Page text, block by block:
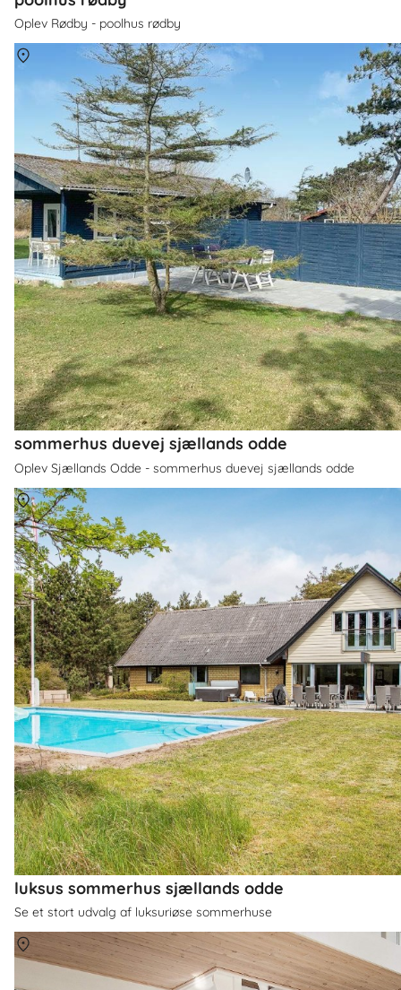
Oplev Rødby - poolhus rødby
sommerhus duevej sjællands odde
Oplev Sjællands Odde - sommerhus duevej sjællands odde
Sjællands Odde
luksus sommerhus sjællands odde
Se et stort udvalg af luksuriøse sommerhuse
OmSjællands Odde
Om Århus Bugt